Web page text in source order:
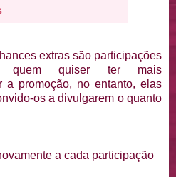
extras são participações
quem quiser ter mais
a promoção, no entanto, elas
os a divulgarem o quanto
a cada participação